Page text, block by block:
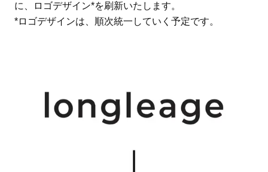
に、ロゴデザイン*を刷新いたします。
*ロゴデザインは、順次統一していく予定です。